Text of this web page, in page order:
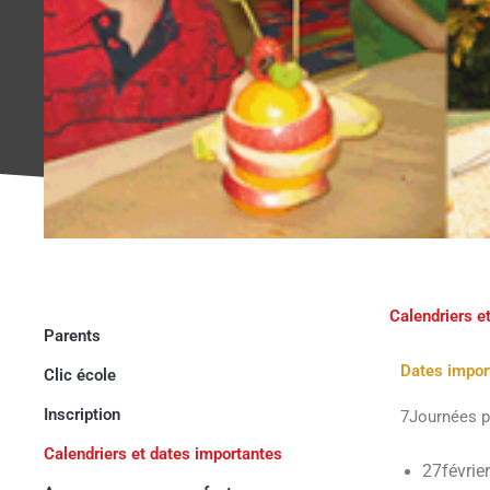
Parents
Clic école
Inscription
Calendriers et dates importantes
Calendriers
Dates
7Journées